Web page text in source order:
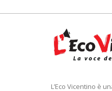
L’Eco Vicentino è